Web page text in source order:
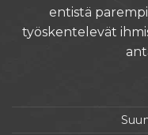
entistä
työskentelevät